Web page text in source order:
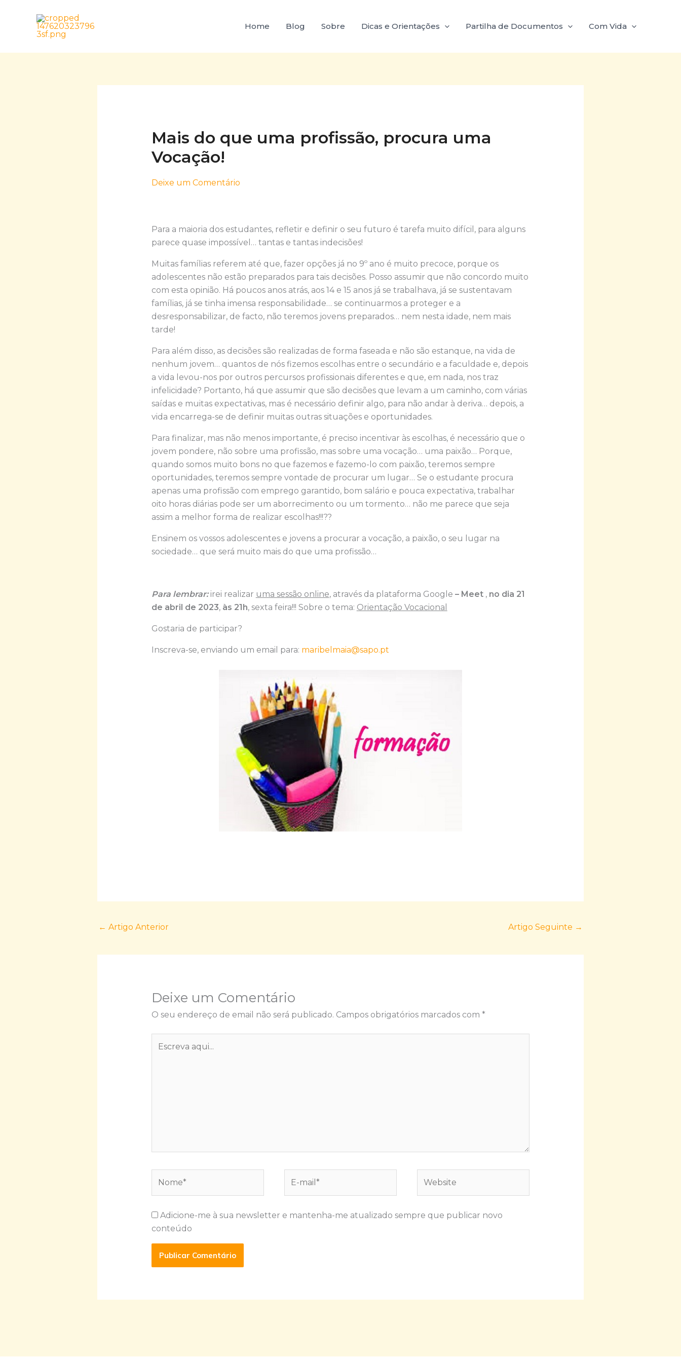
Home Blog Sobre Dicas e Orientações Partilha de Documentos Com Vida
Mais do que uma profissão, procura uma
Vocação!
Deixe um Comentário
Para a maioria dos estudantes, refletir e definir o seu futuro é tarefa muito difícil, para alguns
parece quase impossível… tantas e tantas indecisões!
Muitas famílias referem até que, fazer opções já no 9º ano é muito precoce, porque os
adolescentes não estão preparados para tais decisões. Posso assumir que não concordo muito
com esta opinião. Há poucos anos atrás, aos 14 e 15 anos já se trabalhava, já se sustentavam
famílias, já se tinha imensa responsabilidade… se continuarmos a proteger e a
desresponsabilizar, de facto, não teremos jovens preparados… nem nesta idade, nem mais
tarde!
Para além disso, as decisões são realizadas de forma faseada e não são estanque, na vida de
nenhum jovem… quantos de nós fizemos escolhas entre o secundário e a faculdade e, depois
a vida levou-nos por outros percursos profissionais diferentes e que, em nada, nos traz
infelicidade? Portanto, há que assumir que são decisões que levam a um caminho, com várias
saídas e muitas expectativas, mas é necessário definir algo, para não andar à deriva… depois, a
vida encarrega-se de definir muitas outras situações e oportunidades.
Para finalizar, mas não menos importante, é preciso incentivar às escolhas, é necessário que o
jovem pondere, não sobre uma profissão, mas sobre uma vocação… uma paixão… Porque,
quando somos muito bons no que fazemos e fazemo-lo com paixão, teremos sempre
oportunidades, teremos sempre vontade de procurar um lugar… Se o estudante procura
apenas uma profissão com emprego garantido, bom salário e pouca expectativa, trabalhar
oito horas diárias pode ser um aborrecimento ou um tormento… não me parece que seja
assim a melhor forma de realizar escolhas!!!??
Ensinem os vossos adolescentes e jovens a procurar a vocação, a paixão, o seu lugar na
sociedade… que será muito mais do que uma profissão…
Para lembrar:irei realizar uma sessão online, através da plataforma Google – Meet, no dia 21
de abril de 2023, às 21h, sexta feira!!! Sobre o tema: Orientação Vocacional
Gostaria de participar?
Inscreva-se, enviando um email para: maribelmaia@sapo.pt
← Artigo Anterior Artigo Seguinte →
Deixe um Comentário
O seu endereço de email não será publicado. Campos obrigatórios marcados com *
aqui...
mail*
Adicione-me à sua newsletter e mantenha-me atualizado sempre que publicar novo
conteúdo